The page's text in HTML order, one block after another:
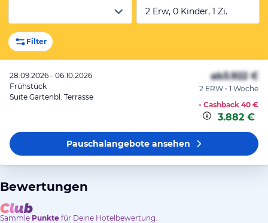
2 Erw, 0 Kinder, 1 Zi.
Filter
28.09.2026 - 06.10.2026
Frühstück
Suite Gartenbl. Terrasse
ab3.922 €
2 ERW • 1 Woche
- Cashback 40 €
3.882 €
Pauschalangeboteansehen
Bewertungen
Sammle Punkte für Deine Hotelbewertung.